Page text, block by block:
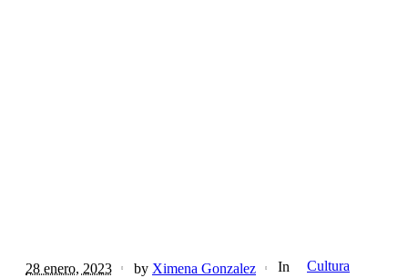
28 enero, 2023 by Ximena Gonzalez In Cultura